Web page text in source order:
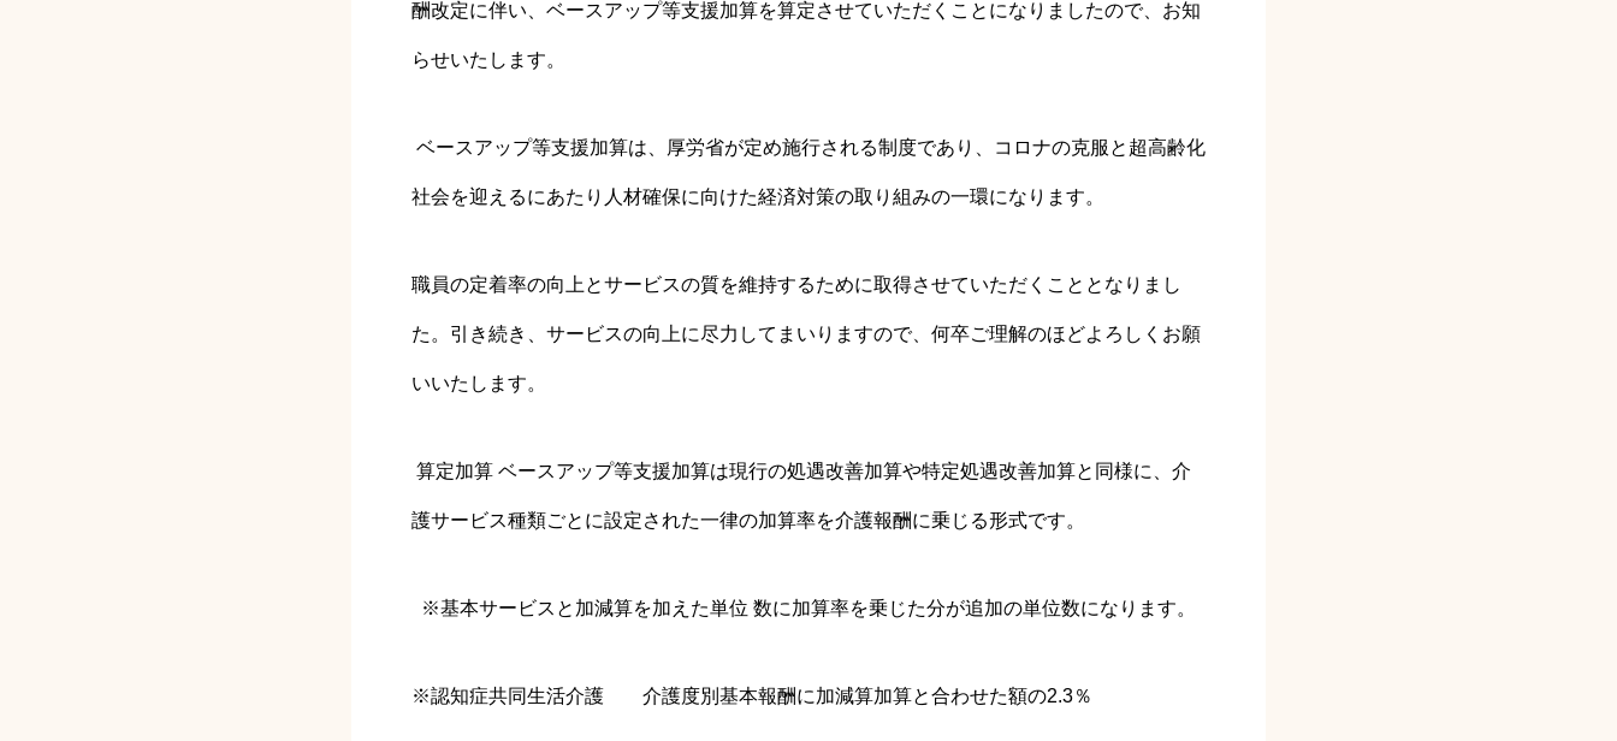
酬改定に伴い、ベースアップ等支援加算を算定させていただくことになりましたので、お知
らせいたします。
ベースアップ等支援加算は、厚労省が定め施行される制度であり、コロナの克服と超高齢化
社会を迎えるにあたり人材確保に向けた経済対策の取り組みの一環になります。
職員の定着率の向上とサービスの質を維持するために取得させていただくこととなりまし
た。引き続き、サービスの向上に尽力してまいりますので、何卒ご理解のほどよろしくお願
いいたします。
算定加算 ベースアップ等支援加算は現行の処遇改善加算や特定処遇改善加算と同様に、介
護サービス種類ごとに設定された一律の加算率を介護報酬に乗じる形式です。
※基本サービスと加減算を加えた単位 数に加算率を乗じた分が追加の単位数になります。
※認知症共同生活介護 介護度別基本報酬に加減算加算と合わせた額の2.3％